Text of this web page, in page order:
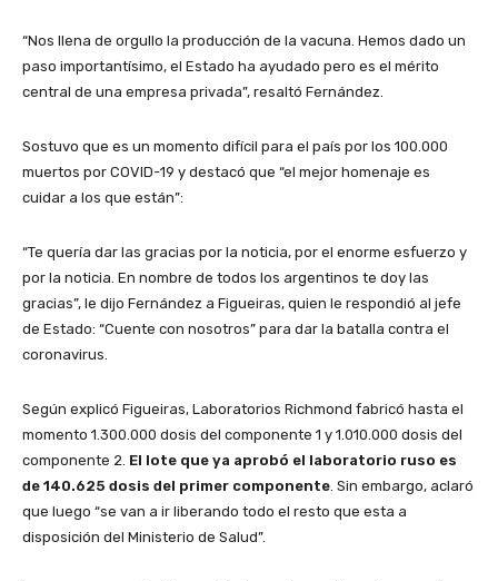
“Nos llena de orgullo la producción de la vacuna. Hemos dado un
paso importantísimo, el Estado ha ayudado pero es el mérito
central de una empresa privada”, resaltó Fernández.
Sostuvo que es un momento difícil para el país por los 100.000
muertos por COVID-19 y destacó que “el mejor homenaje es
cuidar a los que están”:
“Te quería dar las gracias por la noticia, por el enorme esfuerzo y
por la noticia. En nombre de todos los argentinos te doy las
gracias”, le dijo Fernández a Figueiras, quien le respondió al jefe
de Estado: “Cuente con nosotros” para dar la batalla contra el
coronavirus.
Según explicó Figueiras, Laboratorios Richmond fabricó hasta el
momento 1.300.000 dosis del componente 1 y 1.010.000 dosis del
componente 2. El lote que ya aprobó el laboratorio ruso es
de 140.625 dosis del primer componente . Sin embargo, aclaró
que luego “se van a ir liberando todo el resto que esta a
disposición del Ministerio de Salud”.